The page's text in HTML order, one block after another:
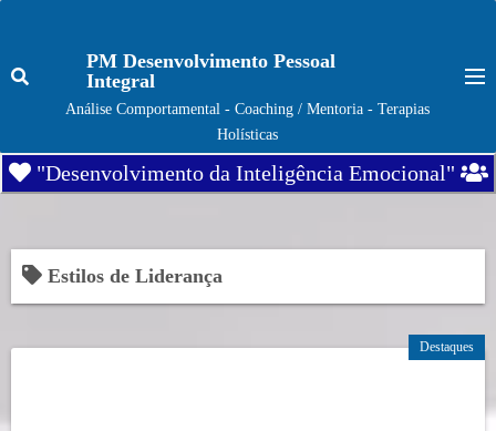
o
PM Desenvolvimento Pessoal
Integral
Análise Comportamental - Coaching / Mentoria - Terapias
Holísticas
"Desenvolvimento da Inteligência Emocional"
Estilos de Liderança
Destaques